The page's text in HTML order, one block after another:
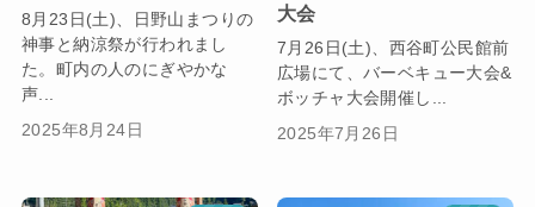
8月23日(土)、日野山まつりの
神事と納涼祭が行われまし
た。町内の人のにぎやかな
声...
2025年8月24日
大会
7月26日(土)、西谷町公民館前
広場にて、バーベキュー大会&
ボッチャ大会開催し...
2025年7月26日